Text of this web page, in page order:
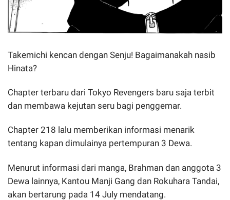
Takemichi kencan dengan Senju! Bagaimanakah nasib
Hinata?
Chapter terbaru dari Tokyo Revengers baru saja terbit
dan membawa kejutan seru bagi penggemar.
Chapter 218 lalu memberikan informasi menarik
tentang kapan dimulainya pertempuran 3 Dewa.
Menurut informasi dari manga, Brahman dan anggota 3
Dewa lainnya, Kantou Manji Gang dan Rokuhara Tandai,
akan bertarung pada 14 July mendatang.